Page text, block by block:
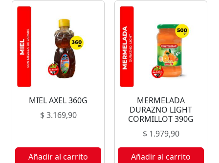
MIEL AXEL 360G
$3.169,90
Añadir al carrito
MERMELADA
DURAZNO LIGHT
CORMILLOT 390G
$1.979,90
Añadir al carrito